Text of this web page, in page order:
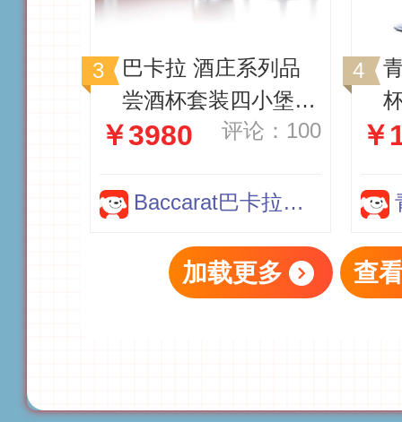
巴卡拉 酒庄系列品
尝酒杯套装四小堡水
晶杯 透明酒杯礼盒
￥3980 评论：100
Baccarat巴卡拉官方旗舰店
￥
加载更多 查